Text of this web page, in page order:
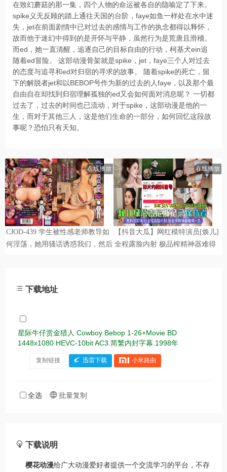
在致幻蘑菇的那一集，四个人物的命运被各自的隐喻定了下来。
spike义无反顾的踏上通往天国的台阶，faye如鱼一样处在水中迷
失，jet在前面剧情中已对过去的感情与工作的执念都得以释怀，
故而他于迷幻中得到的是开怀与平静，虽然行为是荒唐且滑稽。
而ed，她一直清醒，追逐自己的目标自由的行动，柯基犬ein追
随着ed冒险。 这部动漫骨架就是spike，jet，faye三个人对过去
的态度与追寻和ed对归宿的寻求的故事。 随着spike的死亡，留
下的解脱者jet和以BEBOP号作为新的过去的人faye，以及那个最
自由自在却找到归宿理解孤独的ed又会如何面对消息呢？ 一切都
过去了，过去的时间也已流动，对于spike，这部动漫是他的一
生，而对于其他三人，这是他们生命的一部分，如何回忆这段故
事呢？恐怕只有天知。
下载地址
星际牛仔赏金猎人 Cowboy Bebop 1-26+Movie BD
1448x1080 HEVC-10bit AC3.简繁内封字幕.1998年
复制链接 迅雷下载 小米路由
全选 批量复制
下载说明
樱花动漫给广大动漫爱好者提供一个交流学习的平台，不存